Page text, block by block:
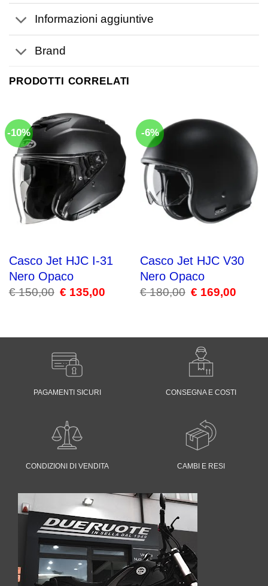
Informazioni aggiuntive
Brand
PRODOTTI CORRELATI
-10%
Casco Jet HJC I-31
Nero Opaco
€150,00 Il
prezzo
€ 135,00
-6%
Casco Jet HJC V30
Nero Opaco
€180,00 Il
prezzo
€ 169,00
PAGAMENTI SICURI CONSEGNA E COSTI
CONDIZIONI DI VENDITA CAMBI E RESI